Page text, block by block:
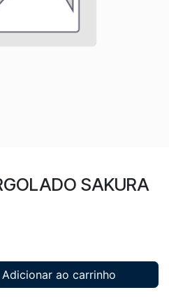
SAKURA
Adicionar ao carrinho